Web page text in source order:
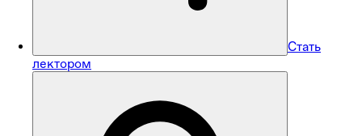
Стать
лектором